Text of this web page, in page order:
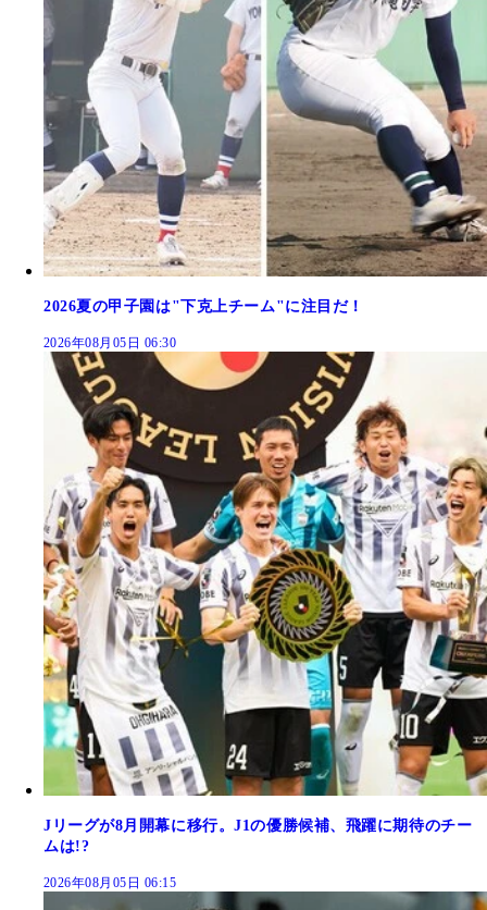
2026夏の甲子園は"下克上チーム"に注目だ！
2026年08月05日 06:30
Jリーグが8月開幕に移行。J1の優勝候補、飛躍に期待のチー
ムは!?
2026年08月05日 06:15